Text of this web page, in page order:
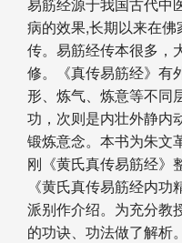
病的效果,长期以来在
传。易筋经传本很多，
修。《真传易筋经》有
形、炼气、炼意等不同
功，次则是内壮外静内
锻炼意念。本书为朱文
刚《黄氏真传易筋经》
《黄氏真传易筋经内功
派别作介绍。为充分教
的功诀、功法做了解析。